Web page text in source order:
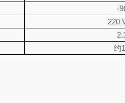
-
220
约1